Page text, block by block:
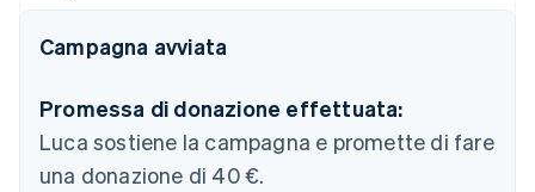
Campagna avviata
Promessa di donazione effettuata:
Luca sostiene la campagna e promette di fare
una donazione di 40 €.